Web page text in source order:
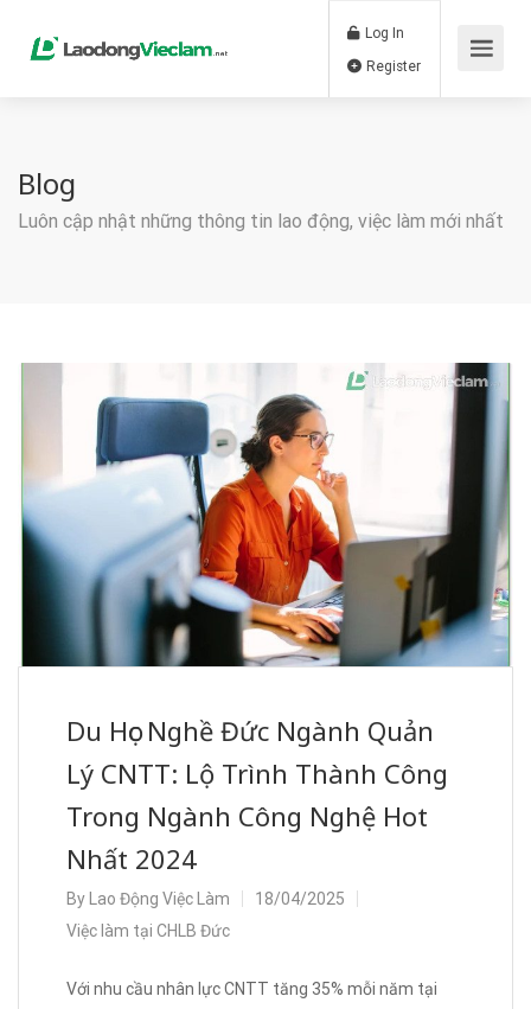
Log In
Blog
Luôn cập nhật những thông tin lao động, việc làm mới nhất
Du Học Nghề Đức Ngành Quản
Lý CNTT: Lộ Trình Thành Công
Trong Ngành Công Nghệ Hot
Nhất 2024
By Lao Động Việc Làm
18/04/2025
Việc làm tại CHLB Đức
Với nhu cầu nhân lực CNTT tăng 35% mỗi năm tại